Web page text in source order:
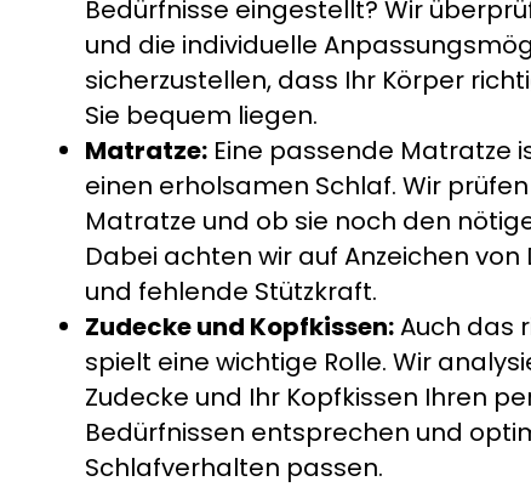
Bedürfnisse eingestellt? Wir
und die individuelle
sicherzustellen, dass Ihr Körper
Sie bequem liegen.
Matratze:Eine passende Matratze
einen erholsamen Schlaf. Wir
Matratze und ob sie noch den
Dabei achten wir auf Anzeichen
und fehlende Stützkraft.
Zudecke und Kopfkissen:Auch das
spielt eine wichtige Rolle. Wir
Zudecke und Ihr Kopfkissen Ihren
Bedürfnissen entsprechen und
Schlafverhalten passen.